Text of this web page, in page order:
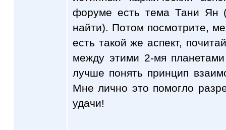
форуме есть тема Тани Ян
найти). Потом посмотрите,
есть такой же аспект,
между этими 2-мя
лучше понять принцип
Мне лично это помогло
удачи!